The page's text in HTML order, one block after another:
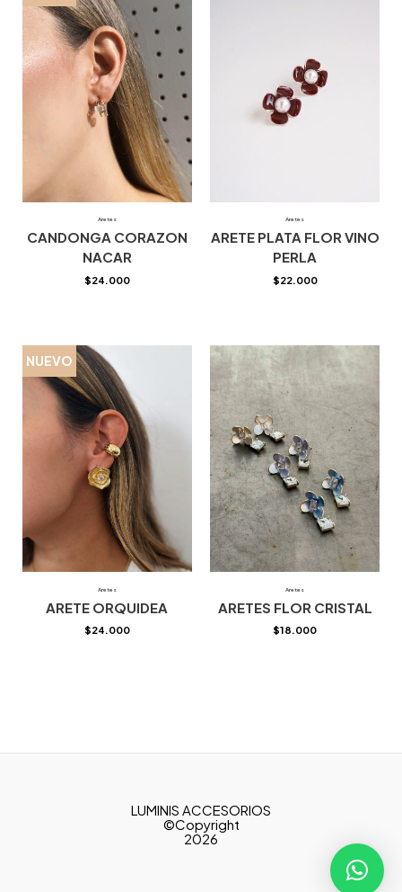
Aretes
CANDONGA CORAZON
NACAR
$24.000
Aretes
ARETE PLATA FLOR VINO
PERLA
$22.000
NUEVO
Aretes
ARETE ORQUIDEA
$24.000
Aretes
ARETES FLOR CRISTAL
$18.000
LUMINIS ACCESORIOS
©Copyright
2026